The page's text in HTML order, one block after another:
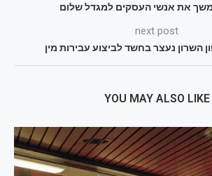
את אנשי העסקים למגדל שלום
next post
השרון נעצר בחשד לביצוע עבירות מין
YOU MAY ALSO LIKE